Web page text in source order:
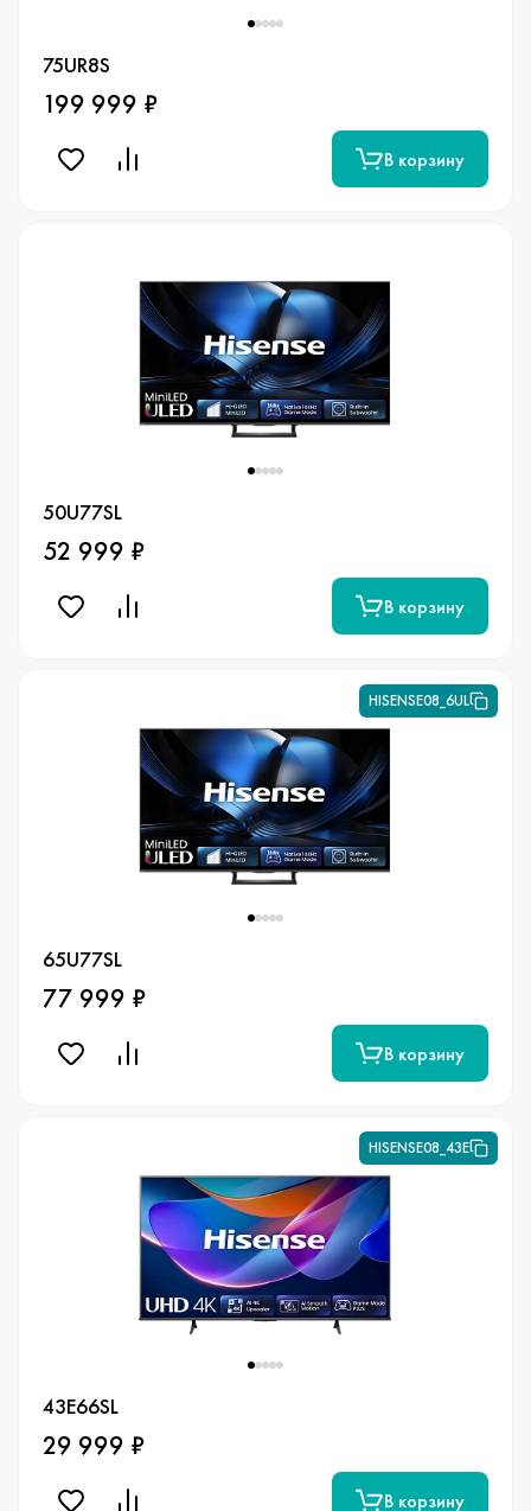
75UR8S
199 999 ₽
В корзину
50U77SL
52 999 ₽
В корзину
HISENSE08_6UL
65U77SL
77 999 ₽
В корзину
HISENSE08_43E
43E66SL
29 999 ₽
В корзину